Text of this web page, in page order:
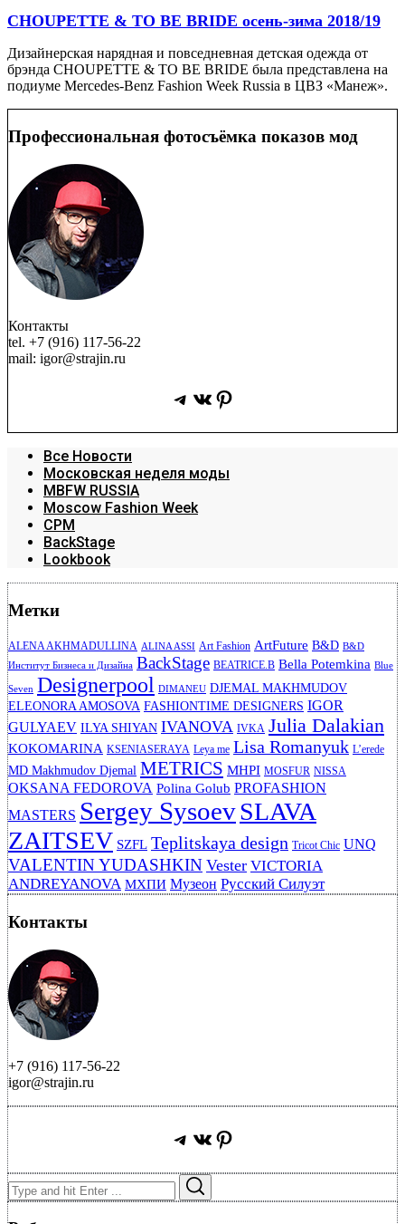
CHOUPETTE & TO BE BRIDE осень-зима 2018/19
Дизайнерская нарядная и повседневная детская одежда от
брэнда CHOUPETTE & TO BE BRIDE была представлена на
подиуме Mercedes-Benz Fashion Week Russia в ЦВЗ «Манеж».
Профессиональная фотосъёмка показов мод
Контакты
tel. +7 (916) 117-56-22
mail: igor@strajin.ru
Telegram
ВКонтакте
Pinterest
Все Новости
Московская неделя моды
MBFW RUSSIA
Moscow Fashion Week
CPM
BackStage
Lookbook
Метки
ALENA AKHMADULLINA ALINA ASSI Art Fashion ArtFuture B&D B&D
Институт Бизнеса и Дизайна BackStage BEATRICE.B Bella Potemkina Blue
Seven Designerpool DIMANEU DJEMAL MAKHMUDOV
ELEONORA AMOSOVA FASHIONTIME DESIGNERS IGOR
GULYAEV ILYA SHIYAN IVANOVA IVKA Julia Dalakian
KOKOMARINA KSENIASERAYA Leya me Lisa Romanyuk L’erede
MD Makhmudov Djemal METRICS MHPI MOSFUR NISSA
OKSANA FEDOROVA Polina Golub PROFASHION
MASTERS Sergey SysoevSLAVA
ZAITSEV SZFL Teplitskaya design Tricot Chic UNQ
VALENTIN YUDASHKIN Vester VICTORIA
ANDREYANOVA МХПИ Музеон Русский Силуэт
Контакты
+7 (916) 117-56-22
igor@strajin.ru
Telegram
ВКонтакте
Pinterest
Search
for: